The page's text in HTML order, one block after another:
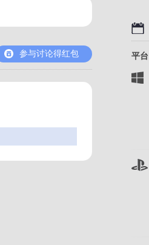
参与讨论得红包 平台